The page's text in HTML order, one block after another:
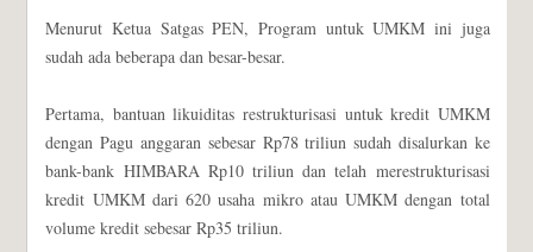
Menurut Ketua Satgas PEN, Program untuk UMKM ini juga
sudah ada beberapa dan besar-besar.
Pertama, bantuan likuiditas restrukturisasi untuk kredit UMKM
dengan Pagu anggaran sebesar Rp78 triliun sudah disalurkan ke
bank-bank HIMBARA Rp10 triliun dan telah merestrukturisasi
kredit UMKM dari 620 usaha mikro atau UMKM dengan total
volume kredit sebesar Rp35 triliun.